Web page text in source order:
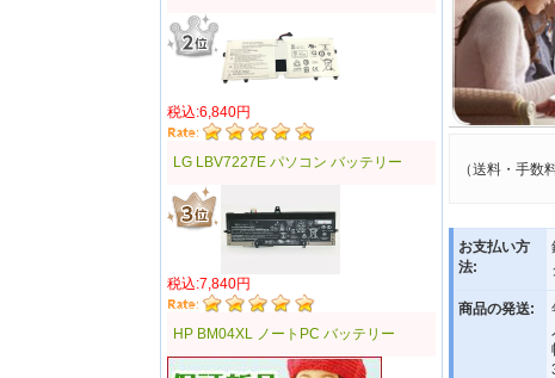
税込:6,840円
LG LBV7227E パソコン バッテリー
税込:7,840円
HP BM04XL ノートPC バッテリー
（送料・手数
お支払い方
法:
商品の発送: